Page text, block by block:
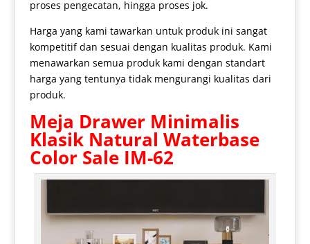
proses pengecatan, hingga proses jok.
Harga yang kami tawarkan untuk produk ini sangat
kompetitif dan sesuai dengan kualitas produk. Kami
menawarkan semua produk kami dengan standart
harga yang tentunya tidak mengurangi kualitas dari
produk.
Meja Drawer Minimalis
Klasik Natural Waterbase
Color Sale IM-62